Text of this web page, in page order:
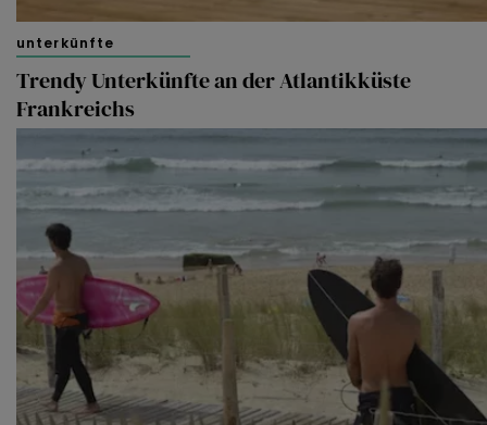
unterkünfte
Trendy Unterkünfte an der Atlantikküste
Frankreichs